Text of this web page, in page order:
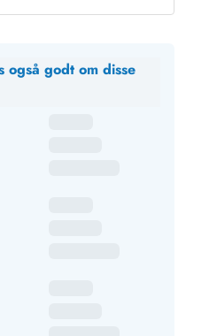
også godt om disse